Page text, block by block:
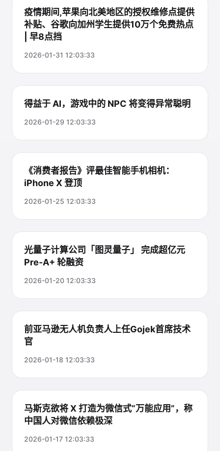
疫情期间,苹果向北美地区的授权维修点提供
补贴、谷歌向加州学生提供10万个免费热点
| 早8点挡
2026-01-31 12:03:33
得益于 AI，游戏中的 NPC 将变得异常聪明
2026-01-29 12:03:33
《消费者报告》评最佳智能手机相机：
iPhone X 登顶
2026-01-25 12:03:33
光量子计算公司「图灵量子」 完成超亿元
Pre-A+ 轮融资
2026-01-20 12:03:33
前亚马逊无人机负责人上任Gojek首席技术
官
2026-01-18 12:03:33
马斯克欲将 X 打造为微信式“万能应用”，称
中国人对微信依赖极深
2026-01-17 12:03:33